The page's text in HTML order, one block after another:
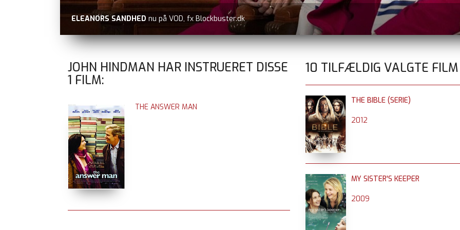
ELEANORS SANDHED nu på VOD, fx Blockbuster.dk
JOHN HINDMAN HAR INSTRUERET DISSE
1 FILM:
THE ANSWER MAN
10 TILFÆLDIG VALGTE FILM
THE BIBLE (SERIE)
2012
MY SISTER'S KEEPER
2009